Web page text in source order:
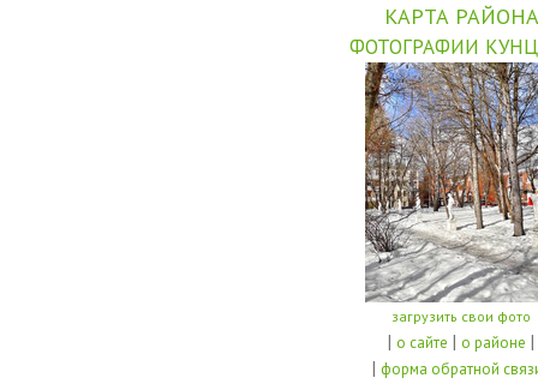
КАРТА РАЙОНА
ФОТОГРАФИИ
загрузить свои фото
| о сайте | о районе |
| форма обратной